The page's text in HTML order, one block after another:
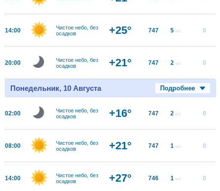
14:00
Чистое небо, без
осадков
+25° 747 5 м/с 0
20:00
Чистое небо, без
осадков
+21° 747 2 м/с 0
Понедельник, 10 Августа Подробнее
02:00
Чистое небо, без
осадков
+16° 747 2 м/с 0
08:00
Чистое небо, без
осадков
+21° 747 1 м/с 0
14:00
Чистое небо, без
осадков
+27° 746 1 м/с 0